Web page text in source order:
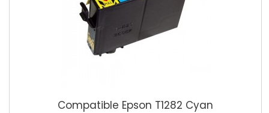
Compatible Epson T1282 Cyan